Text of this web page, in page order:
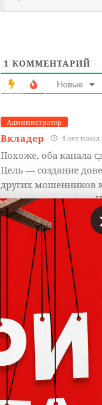
1 КОММЕНТАРИЙ
Новые
Администратор
Вкладер 4 лет назад
Похоже, оба канала
Цель — создание
других мошенников
надо прислушаться.
описана здесь сверху:
https://vklader.com/
Ответить
гиперссылкой на
@vklader .
Мы используем
продолжите